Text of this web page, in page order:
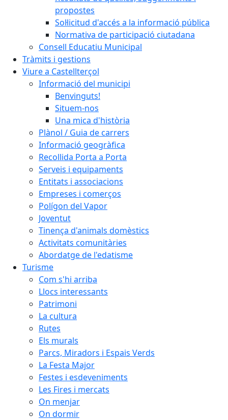
propostes
Sol·licitud d'accés a la informació pública
Normativa de participació ciutadana
Consell Educatiu Municipal
Tràmits i gestions
Viure a Castellterçol
Informació del municipi
Benvinguts!
Situem-nos
Una mica d'història
Plànol / Guia de carrers
Informació geogràfica
Recollida Porta a Porta
Serveis i equipaments
Entitats i associacions
Empreses i comerços
Polígon del Vapor
Joventut
Tinença d'animals domèstics
Activitats comunitàries
Abordatge de l'edatisme
Turisme
Com s'hi arriba
Llocs interessants
Patrimoni
La cultura
Rutes
Els murals
Parcs, Miradors i Espais Verds
La Festa Major
Festes i esdeveniments
Les Fires i mercats
On menjar
On dormir